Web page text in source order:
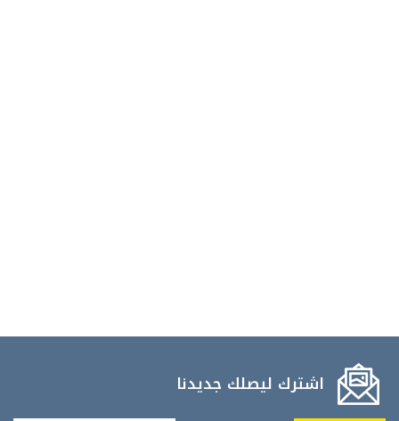
اشترك ليصلك جديدنا